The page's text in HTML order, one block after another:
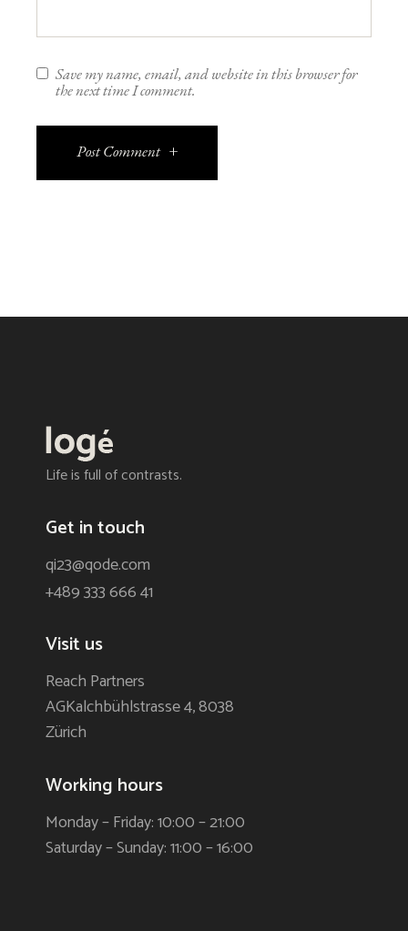
Save my name, email, and website in this browser for
the next time I comment.
Post Comment
Life is full of contrasts.
Get in touch
qi23@qode.com
+489 333 666 41
Visit us
Reach Partners
AGKalchbühlstrasse 4, 8038
Zürich
Working hours
Monday – Friday: 10:00 – 21:00
Saturday – Sunday: 11:00 – 16:00